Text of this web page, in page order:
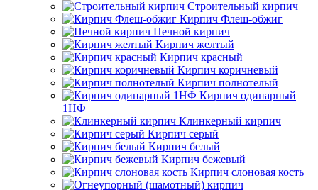
Строительный кирпич
Кирпич Флеш-обжиг
Печной кирпич
Кирпич желтый
Кирпич красный
Кирпич коричневый
Кирпич полнотелый
Кирпич одинарный
1НФ
Клинкерный кирпич
Кирпич серый
Кирпич белый
Кирпич бежевый
Кирпич слоновая кость